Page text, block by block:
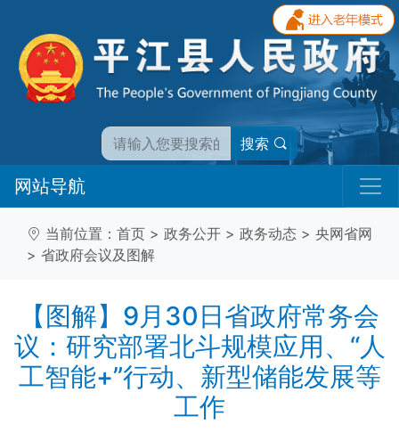
搜索
网站导航
当前位置： 首页 > 政务公开 > 政务动态 > 央网省网
> 省政府会议及图解
【图解】9月30日省政府常务会
议：研究部署北斗规模应用、“人
工智能+”行动、新型储能发展等
工作